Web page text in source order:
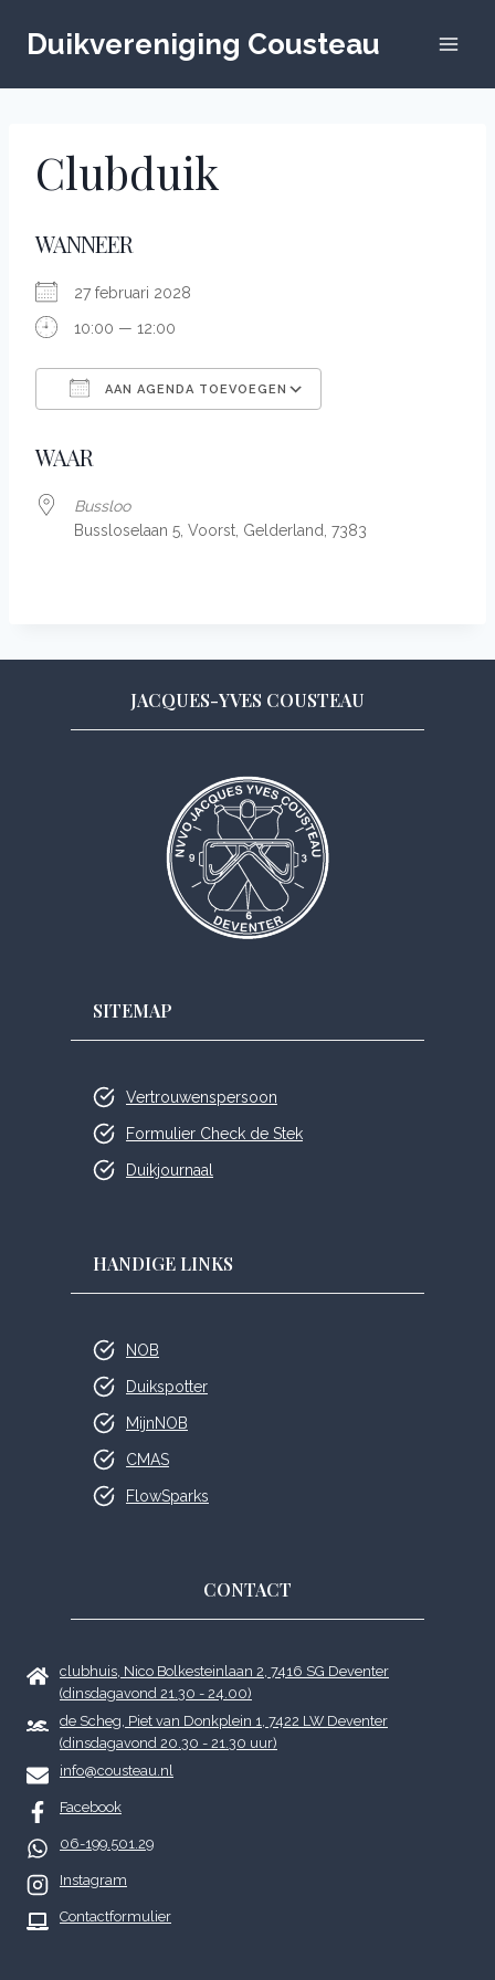
inhoudDuikvereniging Cousteau
Clubduik
WANNEER
27 februari 2028
10:00 — 12:00
AAN AGENDA TOEVOEGEN
WAAR
Bussloo
Busslo­selaan 5, Voorst, Gelder­land, 7383
JACQUES-YVES COUSTEAU
SITEMAP
Vertrouwenspersoon
Formulier Check de Stek
Duikjournaal
HANDIGE LINKS
NOB
Duikspotter
MijnNOB
CMAS
FlowSparks
CONTACT
clubhuis, Nico Bolkesteinlaan 2, 7416 SG Deventer
(dinsdagavond 21.30 - 24.00)
de Scheg, Piet van Donkplein 1, 7422 LW Deventer
(dinsdagavond 20.30 - 21.30 uur)
info@cousteau.nl
Facebook
06-199.501.29
Instagram
Contactformulier